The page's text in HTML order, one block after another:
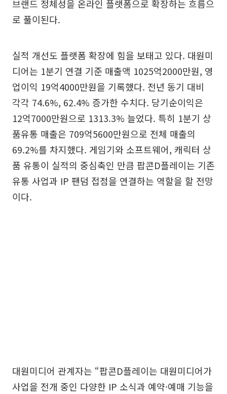
브랜드 정체성을 온라인 플랫폼으로 확장하는 흐름으
로 풀이된다.
실적 개선도 플랫폼 확장에 힘을 보태고 있다. 대원미
디어는 1분기 연결 기준 매출액 1025억2000만원, 영
업이익 19억4000만원을 기록했다. 전년 동기 대비
각각 74.6%, 62.4% 증가한 수치다. 당기순이익은
12억7000만원으로 1313.3% 늘었다. 특히 1분기 상
품유통 매출은 709억5600만원으로 전체 매출의
69.2%를 차지했다. 게임기와 소프트웨어, 캐릭터 상
품 유통이 실적의 중심축인 만큼 팝콘D플레이는 기존
유통 사업과 IP 팬덤 접점을 연결하는 역할을 할 전망
이다.
대원미디어 관계자는 “팝콘D플레이는 대원미디어가
사업을 전개 중인 다양한 IP 소식과 예약·예매 기능을